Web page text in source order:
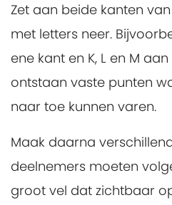
Zet aan beide kanten
met letters neer.
ene kant en K, L en M
ontstaan vaste punten
naar toe kunnen varen.
Maak daarna
deelnemers moeten
groot vel dat zichtbaar